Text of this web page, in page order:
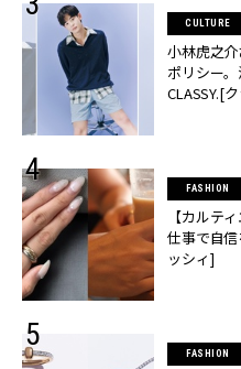
CULTURE
小林虎之
ポリシー
CLASSY.[
FASHION
【カルテ
仕事で自信
ッシィ]
FASHION